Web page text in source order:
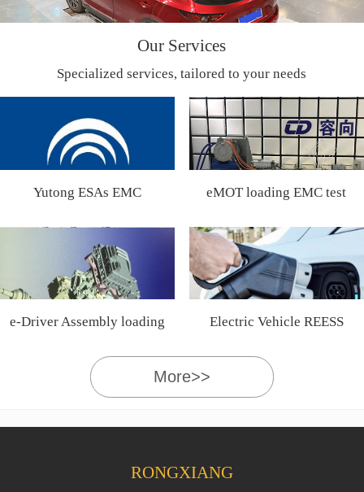
Our Services
Specialized services, tailored to your needs
Yutong ESAs EMC
eMOT loading EMC test
e-Driver Assembly loading
Electric Vehicle REESS
More>>
RONGXIANG